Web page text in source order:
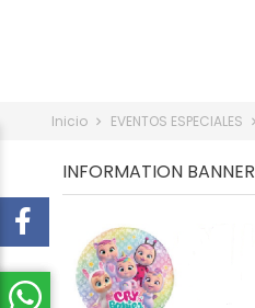
Inicio EVENTOS ESPECIALES
INFORMATION BANNER